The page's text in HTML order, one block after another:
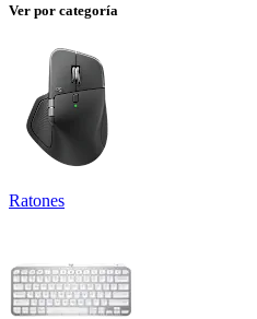
Ver por categoría
Ratones